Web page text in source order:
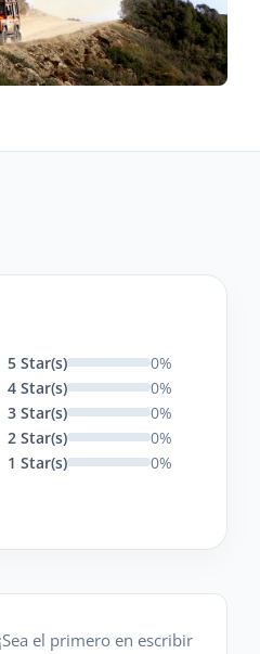
5 Star(s)
0%
4 Star(s)
0%
3 Star(s)
0%
2 Star(s)
0%
1 Star(s)
0%
el primero en escribir